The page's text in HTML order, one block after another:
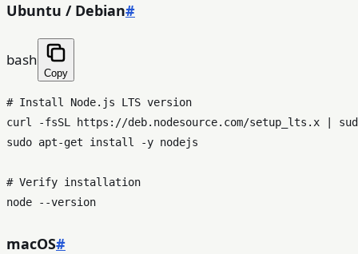
Ubuntu / Debian#
bash
Copy
# Install Node.js LTS version
curl -fsSL https://deb.nodesource.com/setup_lts.x |
sudo apt-get install -y nodejs
# Verify installation
macOS#